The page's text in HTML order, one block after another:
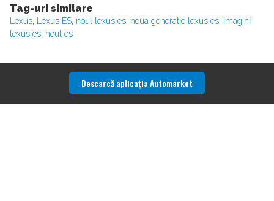
Tag-uri similare
Lexus, Lexus ES, noul lexus es, noua generatie lexus es, imagini
lexus es, noul es
Descarcă aplicaţia Automarket